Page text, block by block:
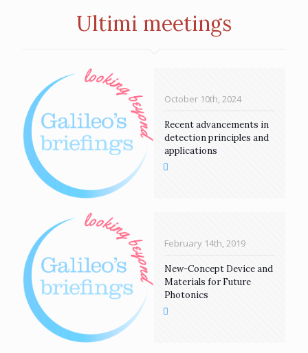
Ultimi meetings
October 10th, 2024
Recent advancements in
detection principles and
applications
February 14th, 2019
New-Concept Device and
Materials for Future
Photonics